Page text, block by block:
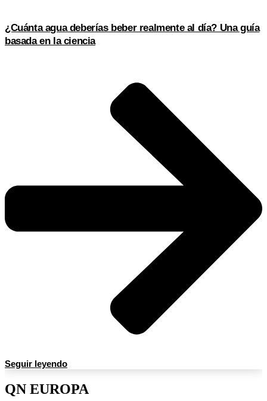
¿Cuánta agua deberías beber realmente al día? Una guía
basada en la ciencia
Seguir leyendo
QN EUROPA